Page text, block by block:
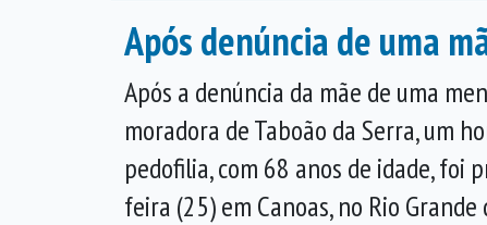
Após denúncia de uma
Após a denúncia da mãe de uma
moradora de Taboão da Serra, um
pedofilia, com 68 anos de idade, foi
feira (25) em Canoas, no Rio Grande